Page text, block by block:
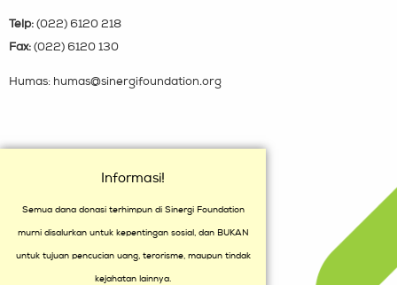
Telp: (022) 6120 218
Fax: (022) 6120 130
Humas: humas@sinergifoundation.org
Informasi!
Semua dana donasi terhimpun di Sinergi Foundation
murni disalurkan untuk kepentingan sosial, dan BUKAN
untuk tujuan pencucian uang, terorisme, maupun tindak
kejahatan lainnya.